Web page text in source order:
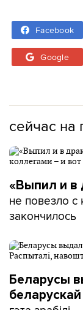
Facebook
Google
сейчас на
«Выпил и в
не повезло с
закончилось
Беларусы